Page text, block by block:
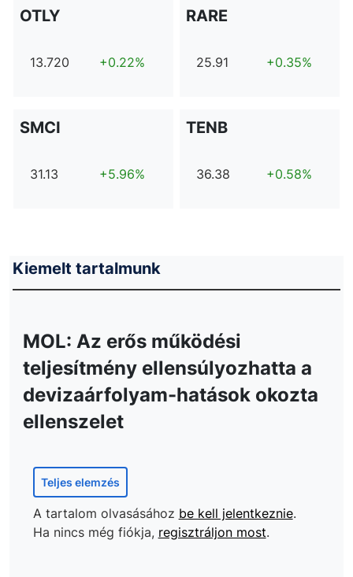
OTLY
13.720 +0.22%
RARE
25.91 +0.35%
SMCI
31.13 +5.96%
TENB
36.38 +0.58%
Kiemelt tartalmunk
MOL: Az erős működési
teljesítmény ellensúlyozhatta a
devizaárfolyam-hatások okozta
ellenszelet
Teljes elemzés
A tartalom olvasásához be kell jelentkeznie.
Ha nincs még fiókja, regisztráljon most.